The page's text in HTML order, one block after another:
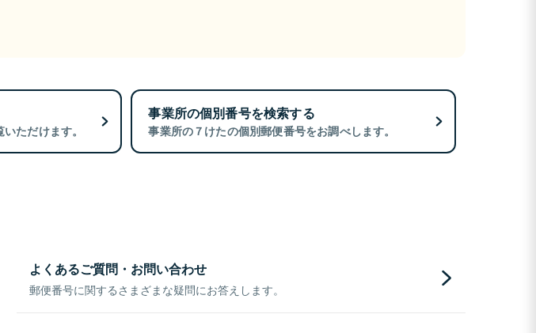
ただけます。
事業所の個別番号を検索する
事業所の７けたの個別郵便番号をお調べします。
よくあるご質問・お問い合わせ
郵便番号に関するさまざまな疑問にお答えします。